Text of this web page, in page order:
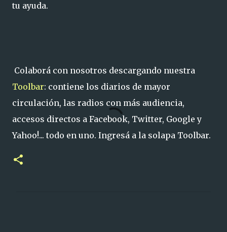
tu ayuda.
Colaborá con nosotros descargando nuestra
Toolbar: contiene los diarios de mayor
circulación, las radios con más audiencia,
accesos directos a Facebook, Twitter, Google y
Yahoo!... todo en uno. Ingresá a la solapa Toolbar.